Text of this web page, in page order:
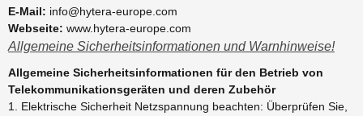
E-Mail: info@hytera-europe.com
Webseite: www.hytera-europe.com
Allgemeine Sicherheitsinformationen und Warnhinweise!
Allgemeine Sicherheitsinformationen für den Betrieb von
Telekommunikationsgeräten und deren Zubehör
1. Elektrische Sicherheit Netzspannung beachten: Überprüfen Sie,